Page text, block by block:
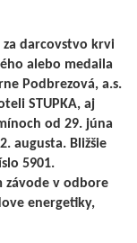
darcovstvo krvi
alebo medaila
Podbrezová, a.s.
STUPKA, aj
od 29. júna
augusta. Bližšie
5901.
závode v odbore
energetiky,